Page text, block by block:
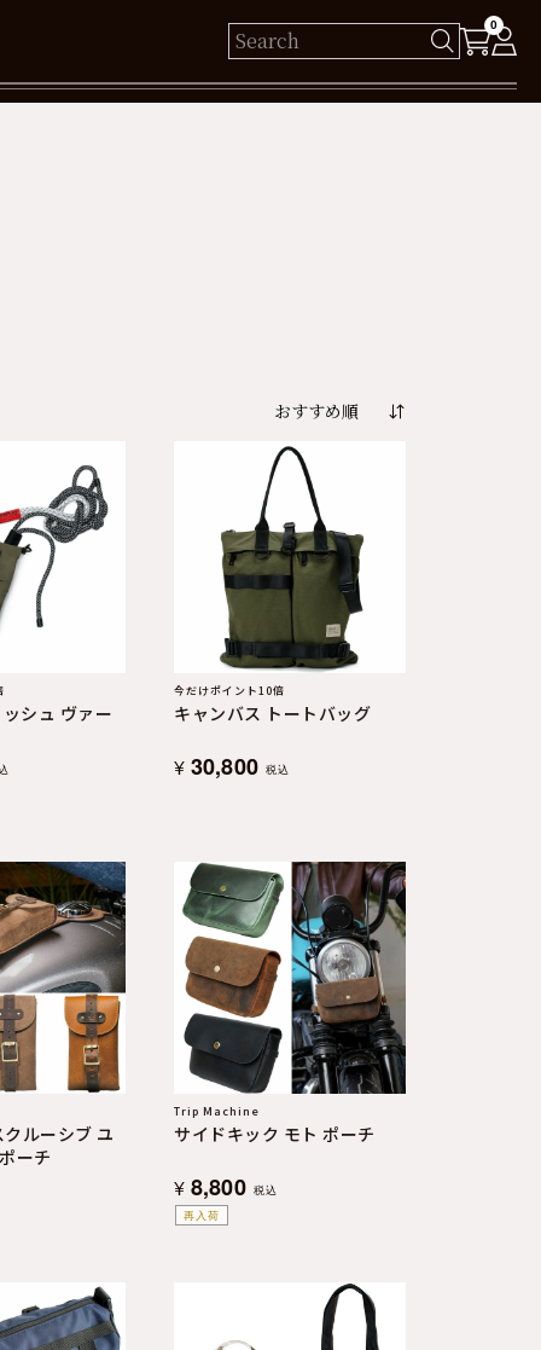
0
シュ ヴァー
今だけポイント10倍
キャンバス トートバッグ
¥ 30,800 税込
ルーシブ ユ
ーチ
再入荷
Trip Machine
サイドキック モト ポーチ
¥ 8,800 税込